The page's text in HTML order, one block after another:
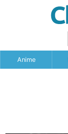
Anime